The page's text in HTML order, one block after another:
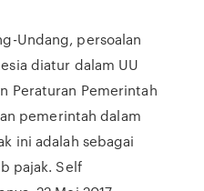
Undang, persoalan
diatur dalam UU
Peraturan Pemerintah
pemerintah dalam
ini adalah sebagai
pajak. Self